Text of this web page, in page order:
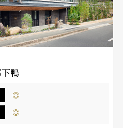
護とは
ム
資料請求
鴨
◎
◎